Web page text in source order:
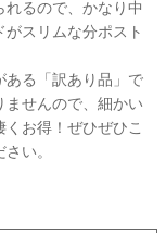
るので、かなり中
スリムな分ポスト
ある「訳あり品」で
ませんので、細かい
お得！ぜひぜひこ
い。